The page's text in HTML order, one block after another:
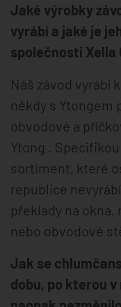
Jaké výrobky
vyrábí a jaké je
společnosti Xella
Náš závod vyrábí
někdy s Ytongem
obvodové a
Ytong .
sortiment, které
republice
překlady na okna,
nebo obvodové
Jak se
dobu, po kterou